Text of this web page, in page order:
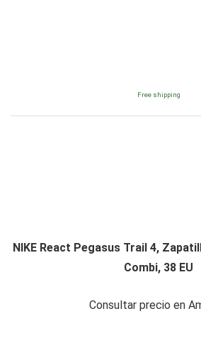
Free shipping
NIKE React Pegasus Trail 4,
Combi, 38 EU
Consultar precio en